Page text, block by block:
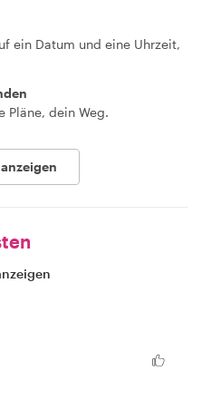
ein Datum und eine Uhrzeit,
Pläne, dein Weg.